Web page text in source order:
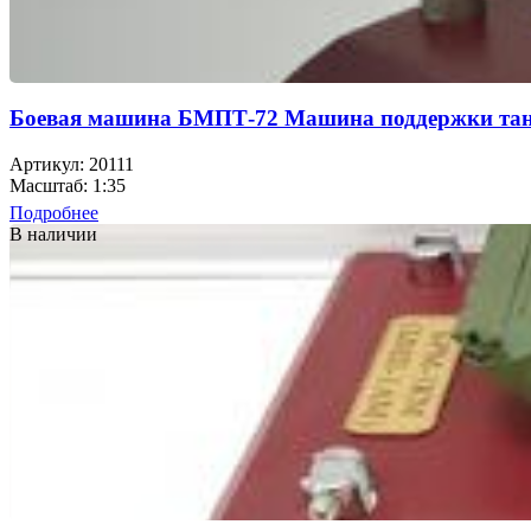
Боевая машина БМПТ-72 Машина поддержки
Артикул: 20111
Масштаб: 1:35
Подробнее
В наличии